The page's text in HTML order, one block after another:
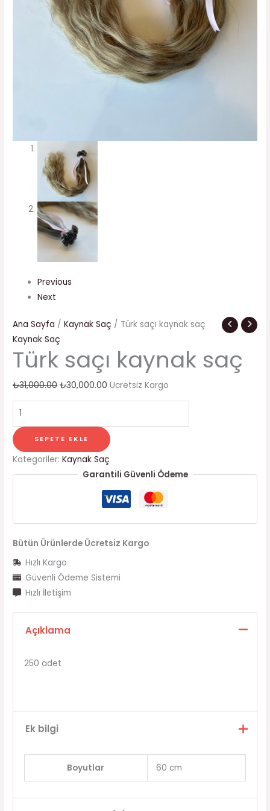
Previous
Next
Ana Sayfa /Kaynak Saç / Türk saçı kaynak saç
Kaynak Saç
Türk saçı kaynak saç
₺31,000.00 ₺30,000.00 Ücretsiz Kargo
SEPETE EKLE
Kategoriler:Kaynak Saç
Garantili Güvenli Ödeme
Bütün Ürünlerde Ücretsiz Kargo
Hızlı Kargo
Güvenli Ödeme Sistemi
Hızlı İletişim
Açıklama
250 adet
Ek bilgi
Boyutlar 60 cm